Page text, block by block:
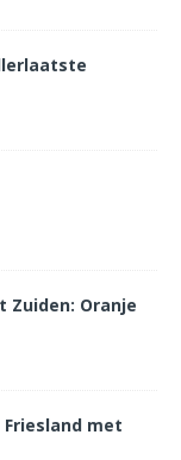
Zuiden: Oranje
met